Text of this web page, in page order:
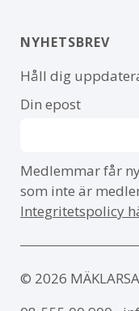
NYHETSBREV
Håll dig
Din epost
Medlemmar får
som inte är
Integritetspolicy
© 2026